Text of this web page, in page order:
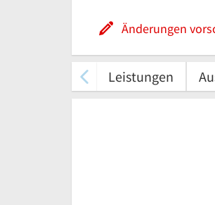
Änderungen
Leistungen